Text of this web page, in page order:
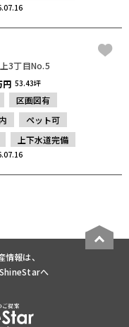
3丁目No.5
円 53.43坪
区画図有
ペット可
上下水道完備
報は、
へ